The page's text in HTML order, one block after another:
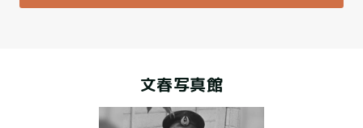
文春写真館